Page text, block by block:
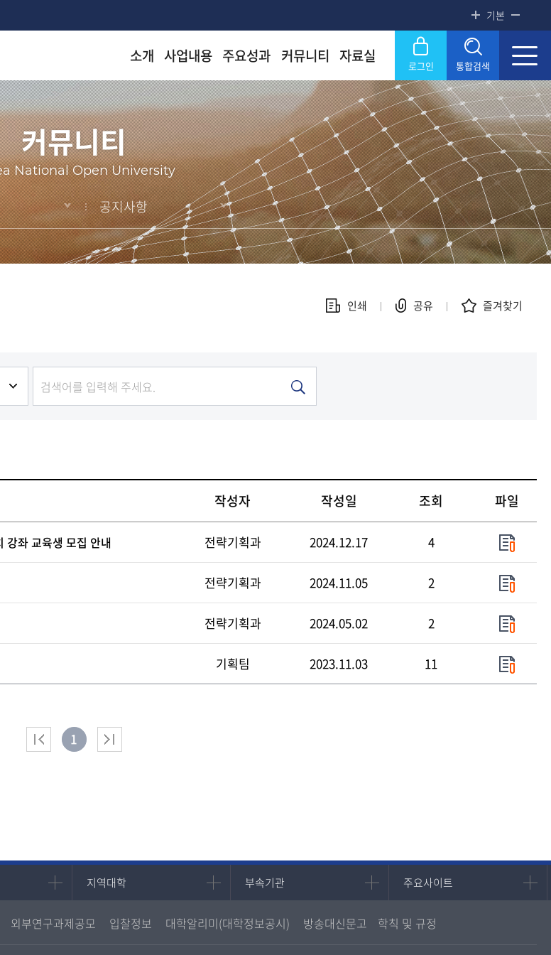
기본
소개
착한 등록금! 수준높은 4년제 국립대
KNOUSERVICE
사업내용
착한 등록금! 수준높은 4년제 국립대
KNOUSERVICE
주요성과
착한 등록금! 수준높은 4년제 국립대
KNOUSERVICE
커뮤니티
착한 등록금! 수준높은 4년제 국립대
KNOUSERVICE
자료실
착한 등록금! 수준높은 4년제 국립대
KNOUSERVICE
로그인 통합검색
닫기
커뮤니티
National Open University
공지사항
인쇄 공유 즐겨찾기
작성자 작성일 조회 파일
강좌 교육생 모집 안내 전략기획과 2024.12.17 4
전략기획과 2024.11.05 2
전략기획과 2024.05.02 2
기획팀 2023.11.03 11
1
지역대학
지역대학
서울지역대학
부속기관
부속기관
원격교육혁신연구원
주요사이트
주요사이트
진로심리상담
외부연구과제공모 입찰정보 대학알리미(대학정보공시) 방송대신문고 학칙 및 규정